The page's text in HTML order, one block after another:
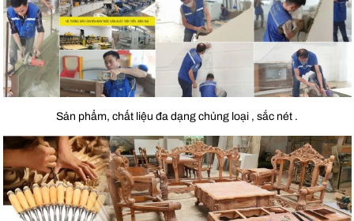
Sản phẩm, chất liệu đa dạng chủng loại , sắc nét .